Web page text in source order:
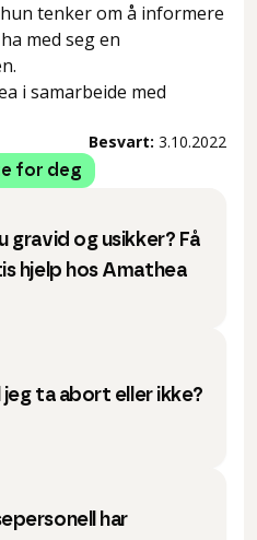
tenker om å informere
med seg en
i samarbeide med
Besvart: 3.10.2022
for deg
gravid og usikker? Få
hjelp hos Amathea
jeg ta abort eller ikke?
har